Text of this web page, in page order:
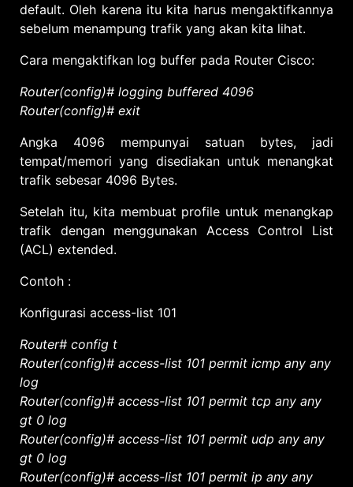
default. Oleh karena itu kita harus mengaktifkannya
sebelum menampung trafik yang akan kita lihat.
Cara mengaktifkan log buffer pada Router Cisco:
Router(config)# logging buffered 4096
Router(config)# exit
Angka 4096 mempunyai satuan bytes, jadi
tempat/memori yang disediakan untuk menangkat
trafik sebesar 4096 Bytes.
Setelah itu, kita membuat profile untuk menangkap
trafik dengan menggunakan Access Control List
(ACL) extended.
Contoh :
Konfigurasi access-list 101
Router# config t
Router(config)# access-list 101 permit icmp any any
log
Router(config)# access-list 101 permit tcp any any
gt 0 log
Router(config)# access-list 101 permit udp any any
gt 0 log
Router(config)# access-list 101 permit ip any any